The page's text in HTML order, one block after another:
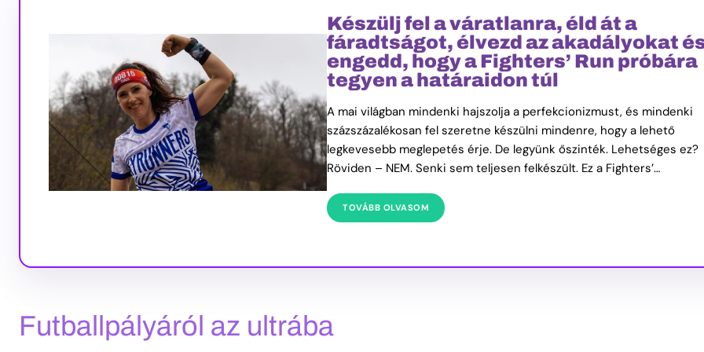
Készülj fel a váratlanra, éld át a
fáradtságot, élvezd az akadályokat
engedd, hogy a Fighters’ Run próbára
tegyen a határaidon túl
A mai világban mindenki hajszolja a perfekcionizmust, és mindenki
százszázalékosan fel szeretne készülni mindenre, hogy a lehető
legkevesebb meglepetés érje. De legyünk őszinték. Lehetséges ez?
Röviden – NEM. Senki sem teljesen felkészült. Ez a Fighters’…
TOVÁBB OLVASOM
Futballpályáról az ultrába